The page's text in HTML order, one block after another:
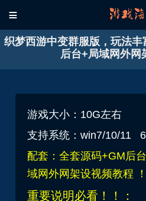

织梦西游中变群服版，玩法
后台+局域网外网
游戏大小：10G左右
支持系统：win7/10/11
配套：全套源码+GM后
域网外网架设视频教程 ！
重要说明必看！！：